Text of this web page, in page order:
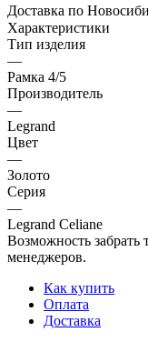
Доставка по
Характеристики
Тип изделия
—
Рамка 4/5
Производитель
—
Legrand
Цвет
—
Золото
Серия
—
Legrand Celiane
Возможность забрать
менеджеров.
Как купить
Оплата
Доставка